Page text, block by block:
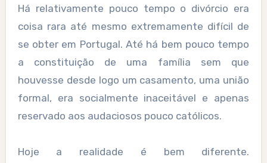
Há relativamente pouco tempo o divórcio era
coisa rara até mesmo extremamente difícil de
se obter em Portugal. Até há bem pouco tempo
a constituição de uma família sem que
houvesse desde logo um casamento, uma união
formal, era socialmente inaceitável e apenas
reservado aos audaciosos pouco católicos.
Hoje a realidade é bem diferente.